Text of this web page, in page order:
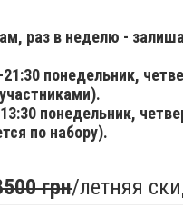
раз в неделю -
21:30 понедельник,
понедельник,
по набору).
грн/летняя